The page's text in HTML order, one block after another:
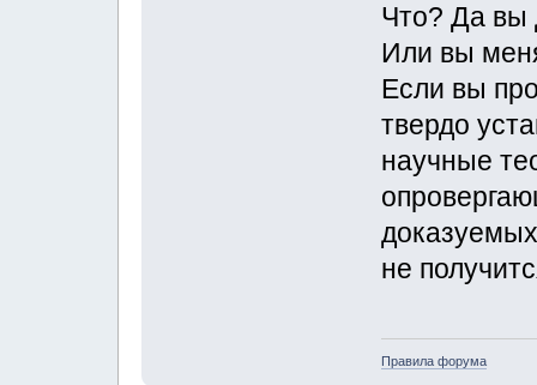
Что? Да вы
Или вы
Если вы
твердо
научные
не
Правила форума